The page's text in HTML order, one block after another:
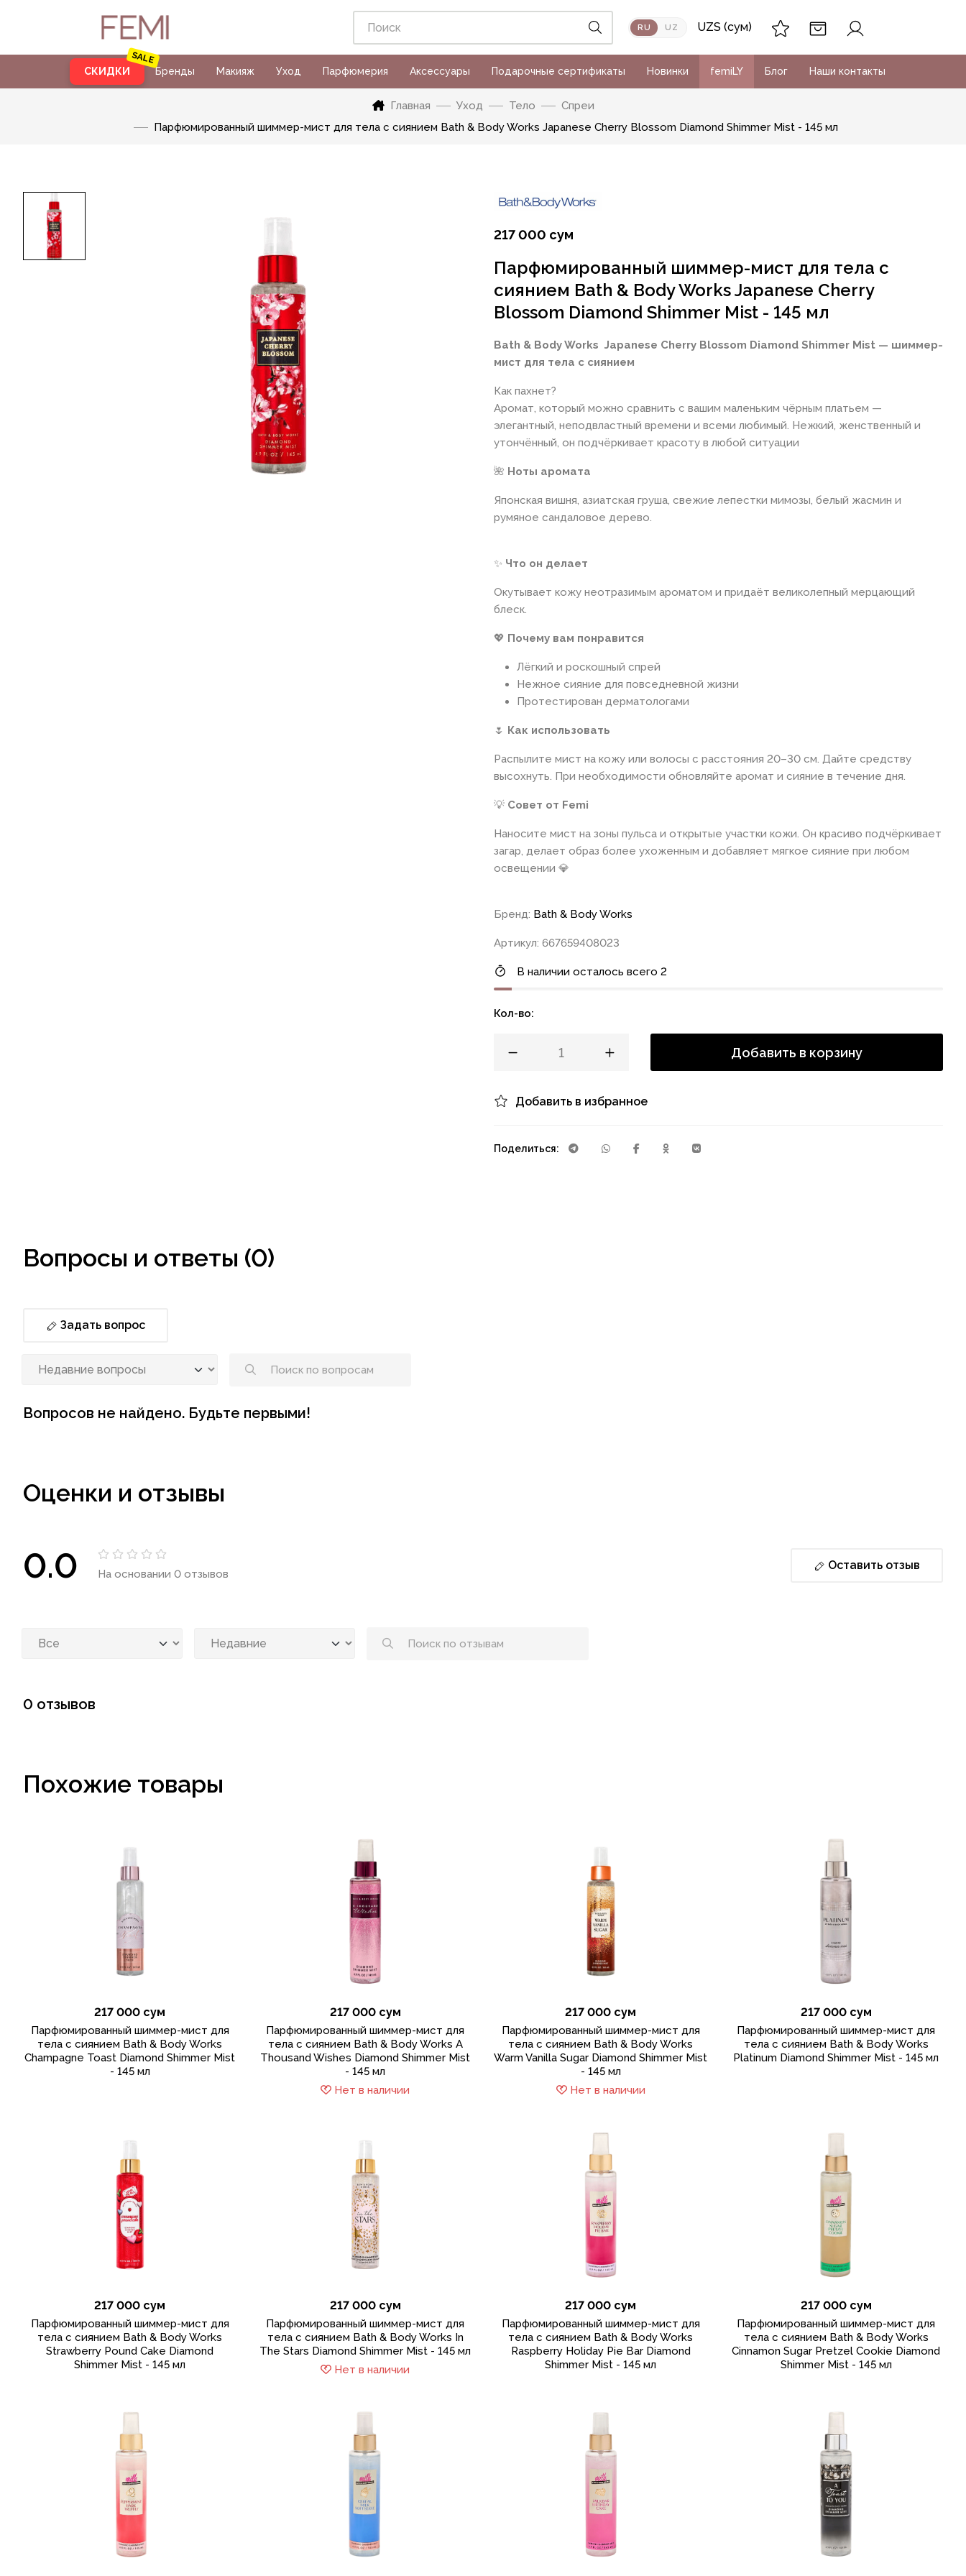
RU UZ UZS (сум)
СКИДКИ Бренды Макияж Уход Парфюмерия Аксессуары Подарочные сертификаты Новинки femiLY Блог Наши контакты
Главная Уход Тело
Спреи
Парфюмированный шиммер-мист для тела с сиянием Bath & Body Works Japanese Cherry Blossom Diamond Shimmer Mist - 145 мл
217 000 сум
Парфюмированный шиммер-мист для тела с
сиянием Bath & Body Works Japanese Cherry
Blossom Diamond Shimmer Mist - 145 мл
Bath & Body Works Japanese Cherry Blossom Diamond Shimmer Mist — шиммер-
мист для тела с сиянием
Как пахнет?
Аромат, который можно сравнить с вашим маленьким чёрным платьем —
элегантный, неподвластный времени и всеми любимый. Нежкий, женственный и
утончённый, он подчёркивает красоту в любой ситуации
🌺 Ноты аромата
Японская вишня, азиатская груша, свежие лепестки мимозы, белый жасмин и
румяное сандаловое дерево.
✨ Что он делает
Окутывает кожу неотразимым ароматом и придаёт великолепный мерцающий
блеск.
💖 Почему вам понравится
Лёгкий и роскошный спрей
Нежное сияние для повседневной жизни
Протестирован дерматологами
🌷 Как использовать
Распылите мист на кожу или волосы с расстояния 20–30 см. Дайте средству
высохнуть. При необходимости обновляйте аромат и сияние в течение дня.
💡 Совет от Femi
Наносите мист на зоны пульса и открытые участки кожи. Он красиво подчёркивает
загар, делает образ более ухоженным и добавляет мягкое сияние при любом
освещении 💎
Бренд: Bath & Body Works
Артикул: 667659408023
В наличии осталось всего 2
Кол-во:
Добавить в корзину
Добавить в избранное
Поделиться:
Вопросы и ответы (0)
Задать вопрос
Вопросов не найдено. Будьте первыми!
Оценки и отзывы
0.0 На основании 0 отзывов
Оставить отзыв
0 отзывов
Похожие товары
217 000 сум
Парфюмированный шиммер-мист для
тела с сиянием Bath & Body Works
Champagne Toast Diamond Shimmer Mist
- 145 мл
217 000 сум
Парфюмированный шиммер-мист для
тела с сиянием Bath & Body Works A
Thousand Wishes Diamond Shimmer Mist
- 145 мл
Нет в наличии
217 000 сум
Парфюмированный шиммер-мист для
тела с сиянием Bath & Body Works
Warm Vanilla Sugar Diamond Shimmer Mist
- 145 мл
Нет в наличии
217 000 сум
Парфюмированный шиммер-мист для
тела с сиянием Bath & Body Works
Platinum Diamond Shimmer Mist - 145 мл
217 000 сум
Парфюмированный шиммер-мист для
тела с сиянием Bath & Body Works
Strawberry Pound Cake Diamond
Shimmer Mist - 145 мл
217 000 сум
Парфюмированный шиммер-мист для
тела с сиянием Bath & Body Works In
The Stars Diamond Shimmer Mist - 145 мл
Нет в наличии
217 000 сум
Парфюмированный шиммер-мист для
тела с сиянием Bath & Body Works
Raspberry Holiday Pie Bar Diamond
Shimmer Mist - 145 мл
217 000 сум
Парфюмированный шиммер-мист для
тела с сиянием Bath & Body Works
Cinnamon Sugar Pretzel Cookie Diamond
Shimmer Mist - 145 мл